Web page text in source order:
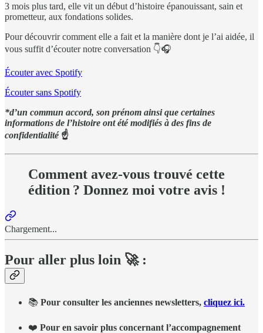
3 mois plus tard, elle vit un début d’histoire épanouissant, sain et
prometteur, aux fondations solides.
Pour découvrir comment elle a fait et la manière dont je l’ai aidée, il
vous suffit d’écouter notre conversation 👇🎧
Écouter avec Spotify
Écouter sans Spotify
*d’un commun accord, son prénom ainsi que certaines
informations de l’histoire ont été modifiés à des fins de
confidentialité ☝️
Comment avez-vous trouvé cette
édition ? Donnez moi votre avis !
Chargement...
Pour aller plus loin 🚀 :
📚 Pour consulter les anciennes newsletters, cliquez ici.
❤️ Pour en savoir plus concernant l’accompagnement